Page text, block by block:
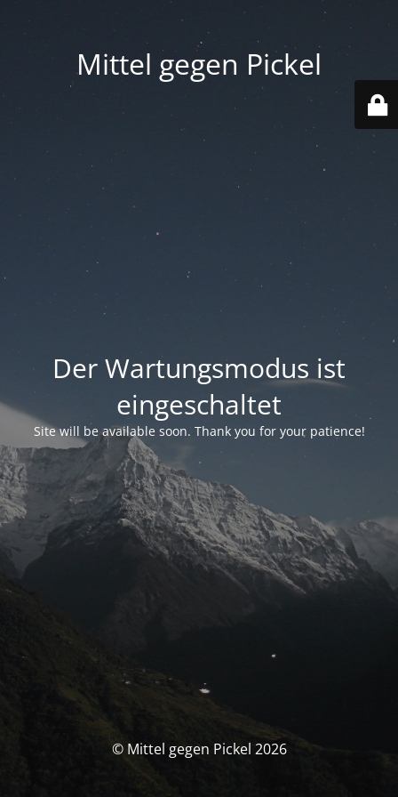
Mittel gegen Pickel
Der Wartungsmodus ist
eingeschaltet
Site will be available soon. Thank you for your patience!
© Mittel gegen Pickel 2026